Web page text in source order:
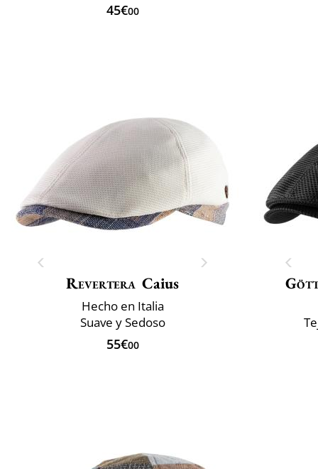
45€00
Revertera Caius
Hecho en Italia
Suave y Sedoso
55€00